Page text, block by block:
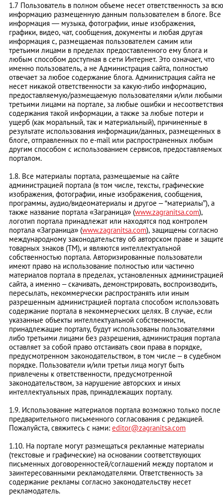
1.7 Пользователь в полном объеме несет ответственность за всю
информацию размещенную данным пользователем в блоге. Все
информация — музыка, фотографии, иные изображения,
графики, видео, чат, сообщения, документы и любая другая
информация с, размещаемая пользователем самим или
третьими лицами в пределах предоставленного ему блога и
любым способом доступная в сети Интернет. Это означает, что
именно пользователь, а не Администрация сайта, полностью
отвечает за любое содержание блога. Администрация сайта не
несет никакой ответственности за какую-либо информацию,
предоставляемую/размещаемую пользователями и/или любыми
третьими лицами на портале, за любые ошибки и несоответствия
содержания такой информации, а также за любые потери и
ущерб (как моральный, так и материальный), причиненные в
результате использования информации/данных, размещенных в
блоге, отправленных по e-mail или распространенных любым
другим способом с использованием сервисов, предоставляемых
порталом.
1.8. Все материалы портала, размещаемые на сайте
администрацией портала (в том числе, тексты, графические
изображения, фотографии, иные изображения, сообщения,
программы, аудио/видеоматериалы и другое – “материалы”), а
также название портала «Заграница» (www.zagranitsa.com),
логотип портала принадлежат или находятся под контролем
портала «Заграница» (www.zagranitsa.com), защищены согласно
международному законодательству об авторском праве и
товарных знаков (ТМ), и являются интеллектуальной
собственностью портала. Авторизированные пользователи
имеют право на использование полностью или частично
материалов портала в пределах, установленных администрацией
сайта, а именно – скачивать, демонстрировать, воспроизводить,
пересылать, некоммерчески распространять или иным
разрешенным администрацией портала способом использовать
содержание портала в некоммерческих целях. В случае, если
указанные объекты интеллектуальной собственности,
принадлежащие порталу, будут использованы пользователями
либо третьими лицами без разрешения, администрация портала
оставляет за собой право отстаивать свои права в порядке,
предусмотренном законодательством, в том числе – в судебном
порядке. Пользователи и/или третьи лица могут быть
привлечены к ответственности, предусмотренной
законодательством, за нарушение авторских и иных
интеллектуальных прав, принадлежащих порталу.
1.9. Использование материалов портала возможно только после
предварительного письменного согласования с редакцией.
Пожалуйста, свяжитесь с нами: editor@zagranitsa.com
1.10. На портале могут размещаться рекламные материалы
(текстовые и графические) на основании соответствующих
письменных договоренностей/соглашений между порталом и
заинтересованными рекламодателями. Ответственность за
содержание рекламы согласно законодательству несет
рекламодатель.